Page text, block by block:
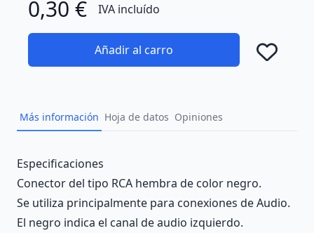
0,30 € IVA incluído
Añadir al carro
Más información Hoja de datos Opiniones
Description
Especificaciones
Conector del tipo RCA hembra de color negro.
Se utiliza principalmente para conexiones de Audio.
El negro indica el canal de audio izquierdo.